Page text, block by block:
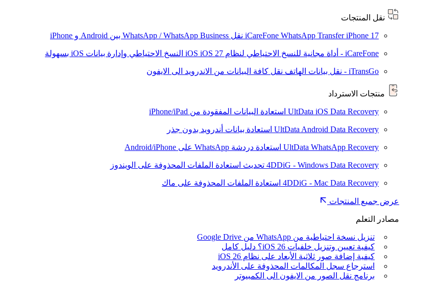
نقل المنتجات
iCareFone WhatsApp TransferiPhone 17 نقل WhatsApp / WhatsApp Business بين Android و iPhone
iCareFone - أداة مجانية للنسخ الاحتياطي لنظام iOS iOS 27 النسخ الاحتياطي وإدارة بيانات iOS بسهولة
iTransGo - نقل بيانات الهاتف نقل كافة البيانات من الاندرويد الى الايفون
منتجات الاسترداد
UltData iOS Data Recovery استعادة البيانات المفقودة من iPhone/iPad
UltData Android Data Recovery استعادة بيانات أندرويد بدون جذر
UltData WhatsApp Recovery استعادة دردشة WhatsApp على Android/iPhone
4DDiG - Windows Data Recovery تحديث استعادة الملفات المحذوفة على الويندوز
4DDiG - Mac Data Recovery استعادة الملفات المحذوفة على ماك
عرض جميع المنتجات
مصادر التعلم
تنزيل نسخة احتياطية من WhatsApp من Google Drive
كيفية تعيين وتنزيل خلفيات iOS 26؟ دليل كامل
كيفية إضافة صور ثلاثية الأبعاد على نظام iOS 26
استرجاع سجل المكالمات المحذوفة على الأندرويد
برنامج نقل الصور من الايفون الى الكمبيوتر